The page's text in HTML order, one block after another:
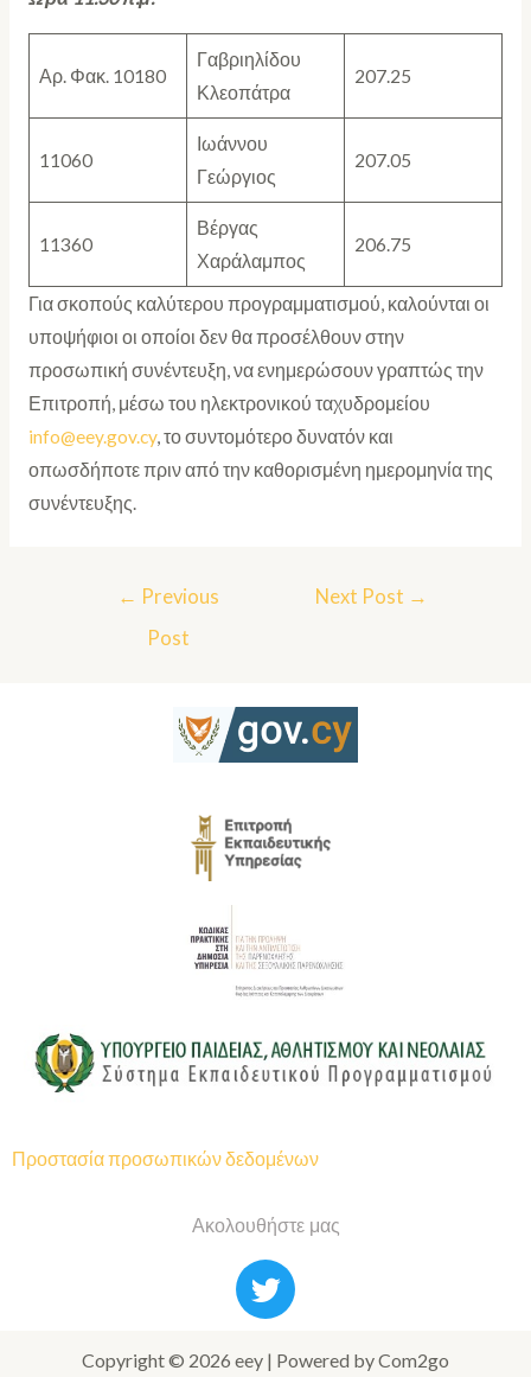
Αρ. Φακ. 10180
Γαβριηλίδου
Κλεοπάτρα
207.25
11060
Ιωάννου
Γεώργιος
207.05
11360
Βέργας
Χαράλαμπος
206.75
Για σκοπούς καλύτερου προγραμματισμού, καλούνται οι
υποψήφιοι οι οποίοι δεν θα προσέλθουν στην
προσωπική συνέντευξη, να ενημερώσουν γραπτώς την
Επιτροπή, μέσω του ηλεκτρονικού ταχυδρομείου
info@eey.gov.cy, το συντομότερο δυνατόν και
οπωσδήποτε πριν από την καθορισμένη ημερομηνία της
συνέντευξης.
← Previous
Post
Next Post →
Προστασία προσωπικών δεδομένων
Ακολουθήστε μας
Copyright © 2026 eey | Powered by Com2go